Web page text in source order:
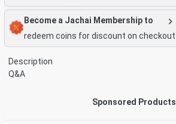
Become a Jachai Membership to
redeem coins for discount on checkout
Description
Q&A
Sponsored Products